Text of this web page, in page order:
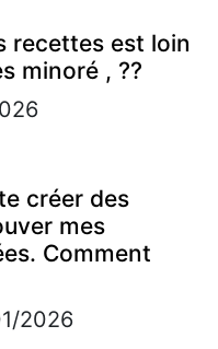
recettes est loin
minoré , ??
créer des
mes
Comment
2026